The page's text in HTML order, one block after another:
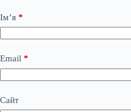
Ім’я *
Email *
Сайт